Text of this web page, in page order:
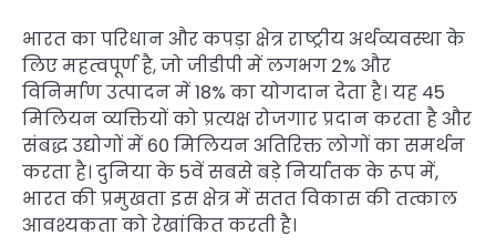
भारत का परिधान और कपड़ा क्षेत्र राष्ट्रीय अर्थव्यवस्था के
लिए महत्वपूर्ण है, जो जीडीपी में लगभग 2% और
विनिर्माण उत्पादन में 18% का योगदान देता है। यह 45
मिलियन व्यक्तियों को प्रत्यक्ष रोजगार प्रदान करता है और
संबद्ध उद्योगों में 60 मिलियन अतिरिक्त लोगों का समर्थन
करता है। दुनिया के 5वें सबसे बड़े निर्यातक के रूप में,
भारत की प्रमुखता इस क्षेत्र में सतत विकास की तत्काल
आवश्यकता को रेखांकित करती है।